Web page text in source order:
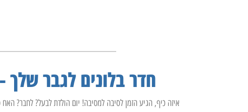
חדר בלונים לגבר
איזה כיף, הגיע הזמן לסיבה למסיבה! יום הולדת לבעל? לחבר?